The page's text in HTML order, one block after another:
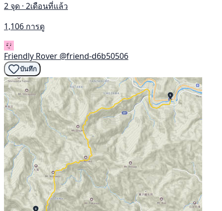
2 จุด · 2เดือนที่แล้ว
1,106 การดู
Friendly Rover @friend-d6b50506
บันทึก